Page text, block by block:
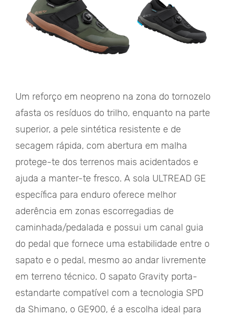
Um reforço em neopreno na zona do tornozelo
afasta os resíduos do trilho, enquanto na parte
superior, a pele sintética resistente e de
secagem rápida, com abertura em malha
protege-te dos terrenos mais acidentados e
ajuda a manter-te fresco. A sola ULTREAD GE
específica para enduro oferece melhor
aderência em zonas escorregadias de
caminhada/pedalada e possui um canal guia
do pedal que fornece uma estabilidade entre o
sapato e o pedal, mesmo ao andar livremente
em terreno técnico. O sapato Gravity porta-
estandarte compatível com a tecnologia SPD
da Shimano, o GE900, é a escolha ideal para